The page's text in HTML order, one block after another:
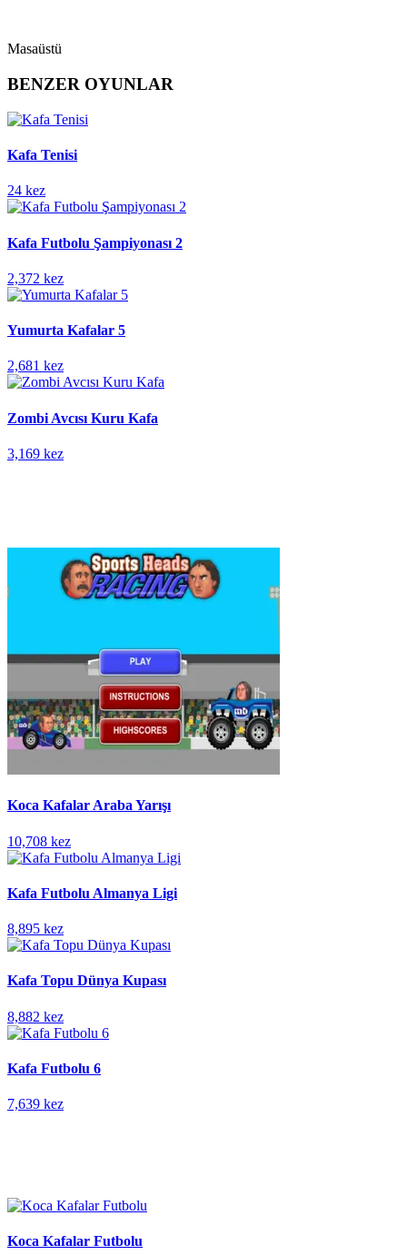
Masaüstü
BENZER OYUNLAR
Kafa Tenisi
24 kez
Kafa Futbolu Şampiyonası 2
2,372 kez
Yumurta Kafalar 5
2,681 kez
Zombi Avcısı Kuru Kafa
3,169 kez
Koca Kafalar Araba Yarışı
10,708 kez
Kafa Futbolu Almanya Ligi
8,895 kez
Kafa Topu Dünya Kupası
8,882 kez
Kafa Futbolu 6
7,639 kez
Koca Kafalar Futbolu